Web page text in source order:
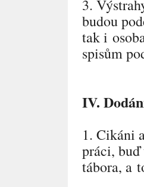
3.
budou
tak i
spisům
IV.
1. Cikáni
práci,
tábora, a